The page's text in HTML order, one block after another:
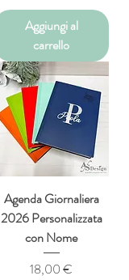
Aggiungi al
carrello
Agenda Giornaliera
2026 Personalizzata
con Nome
Prezzo
18,00 €